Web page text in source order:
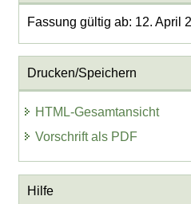
Fassung gültig ab: 12. April
Drucken/Speichern
HTML-Gesamtansicht
Vorschrift als PDF
Hilfe